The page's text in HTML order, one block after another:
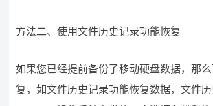
方法二、使用文件历史记录功能恢复
如果您已经提前备份了移动硬盘数据，那
复，如文件历史记录功能恢复数据，文件